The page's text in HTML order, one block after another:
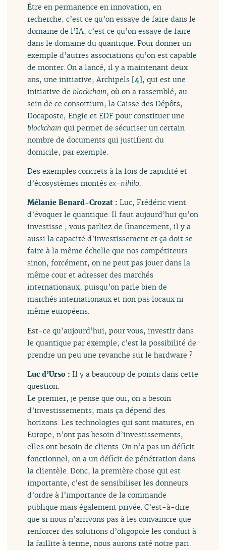
Être en permanence en innovation, en
recherche, c’est ce qu’on essaye de faire dans le
domaine de l’IA, c’est ce qu’on essaye de faire
dans le domaine du quantique. Pour donner un
exemple d’autres associations qu’on est capable
de monter. On a lancé, il y a maintenant deux
ans, une initiative, Archipels [4], qui est une
initiative de blockchain, où on a rassemblé, au
sein de ce consortium, la Caisse des Dépôts,
Docaposte, Engie et EDF pour constituer une
blockchain qui permet de sécuriser un certain
nombre de documents qui justifient du
domicile, par exemple.
Des exemples concrets à la fois de rapidité et
d’écosystèmes montésex-nihilo.
Mélanie Benard-Crozat :Luc, Frédéric vient
d’évoquer le quantique. Il faut aujourd’hui qu’on
investisse ; vous parliez de financement, il y a
aussi la capacité d’investissement et ça doit se
faire à la même échelle que nos compétiteurs
sinon, forcément, on ne peut pas jouer dans la
même cour et adresser des marchés
internationaux, puisqu’on parle bien de
marchés internationaux et non pas locaux ni
même européens.
Est-ce qu’aujourd’hui, pour vous, investir dans
le quantique par exemple, c’est la possibilité de
prendre un peu une revanche sur le hardware ?
Luc d’Urso :Il y a beaucoup de points dans cette
question.
Le premier, je pense que oui, on a besoin
d’investissements, mais ça dépend des
horizons. Les technologies qui sont matures, en
Europe, n’ont pas besoin d’investissements,
elles ont besoin de clients. On n’a pas un déficit
fonctionnel, on a un déficit de pénétration dans
la clientèle. Donc, la première chose qui est
importante, c’est de sensibiliser les donneurs
d’ordre à l’importance de la commande
publique mais également privée. C’est-à-dire
que si nous n’arrivons pas à les convaincre que
renforcer des solutions d’oligopole les conduit à
la faillite à terme, nous aurons raté notre pari.